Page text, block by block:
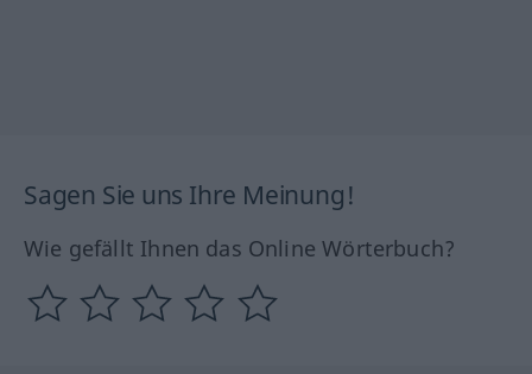
Sagen Sie uns Ihre Meinung!
Wie gefällt Ihnen das Online Wörterbuch?